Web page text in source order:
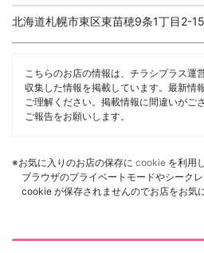
北海道札幌市東区東苗穂9条1丁目2-15
こちらのお店の情報は、チラシプラス運
収集した情報を掲載しています。最新情
ご理解ください。掲載情報に間違いがご
ご報告をお願いします。
※お気に入りのお店の保存に cookie を利用
ブラウザのプライベートモードやシーク
cookie が保存されませんのでお店をお気